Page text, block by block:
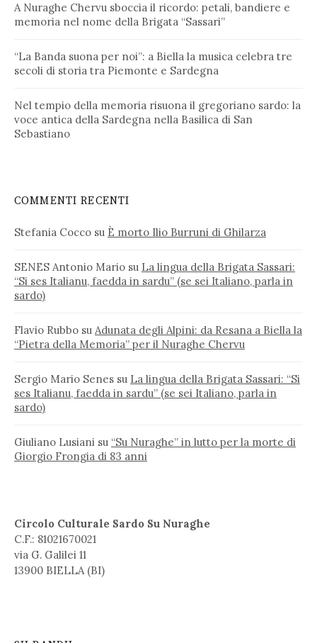
A Nuraghe Chervu sboccia il ricordo: petali, bandiere e
memoria nel nome della Brigata “Sassari”
“La Banda suona per noi”: a Biella la musica celebra tre
secoli di storia tra Piemonte e Sardegna
Nel tempio della memoria risuona il gregoriano sardo: la
voce antica della Sardegna nella Basilica di San
Sebastiano
COMMENTI RECENTI
Stefania Cocco su È morto Ilio Burruni di Ghilarza
SENES Antonio Mario su La lingua della Brigata Sassari:
“Si ses Italianu, faedda in sardu” (se sei Italiano, parla in
sardo)
Flavio Rubbo su Adunata degli Alpini: da Resana a Biella la
“Pietra della Memoria” per il Nuraghe Chervu
Sergio Mario Senes su La lingua della Brigata Sassari: “Si
ses Italianu, faedda in sardu” (se sei Italiano, parla in
sardo)
Giuliano Lusiani su “Su Nuraghe” in lutto per la morte di
Giorgio Frongia di 83 anni
Circolo Culturale Sardo Su Nuraghe
C.F.: 81021670021
via G. Galilei 11
13900 BIELLA (BI)